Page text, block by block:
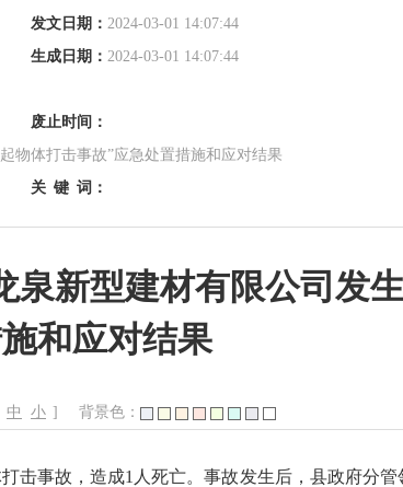
发文日期： 2024-03-01 14:07:44
生成日期： 2024-03-01 14:07:44
废止时间：
物体打击事故”应急处置措施和应对结果
关 键 词：
泉新型建材有限公司发
和应对结果
中 小 ] 背景色：
击事故，造成1人死亡。事故发生后，县政府分